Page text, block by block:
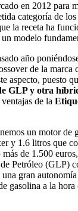
en 2012 para
categoría de los
la receta ha
modelo
año
de la marca
aspecto, puesto
GLP y otra
de la
un motor de
y 1.6 litros que
de 1.500
Petróleo (GLP)
gran
gasolina a la